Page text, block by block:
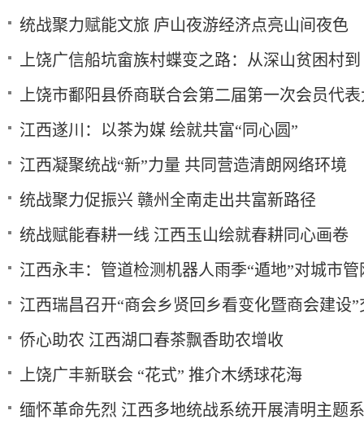
统战聚力赋能文旅 庐山夜游经济点亮山间夜色
上饶广信船坑畲族村蝶变之路：从深山贫困村
上饶市鄱阳县侨商联合会第二届第一次会员代
江西遂川：以茶为媒 绘就共富“同心圆”
江西凝聚统战“新”力量 共同营造清朗网络环境
统战聚力促振兴 赣州全南走出共富新路径
统战赋能春耕一线 江西玉山绘就春耕同心画卷
江西永丰：管道检测机器人雨季“遁地”对城市
江西瑞昌召开“商会乡贤回乡看变化暨商会建设”
侨心助农 江西湖口春茶飘香助农增收
上饶广丰新联会 “花式” 推介木绣球花海
缅怀革命先烈 江西多地统战系统开展清明主题